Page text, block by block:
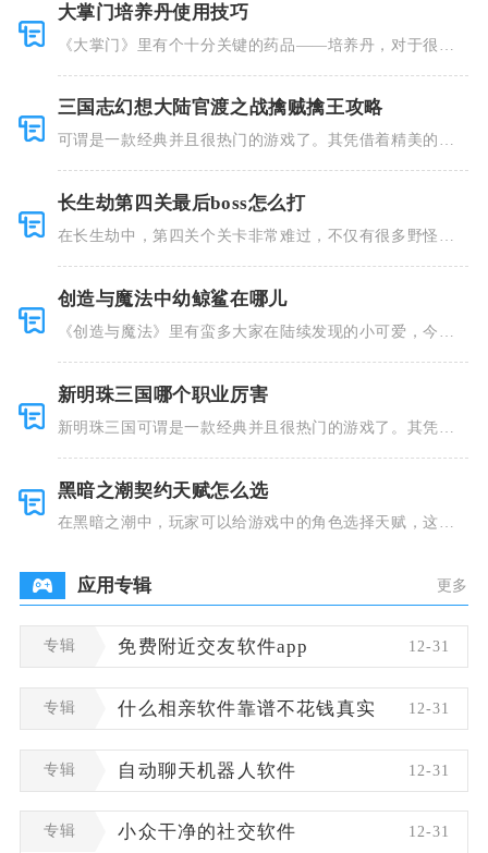
大掌门培养丹使用技巧
《大掌门》里有个十分关键的药品——培养丹，对于很多
三国志幻想大陆官渡之战擒贼擒王攻略
可谓是一款经典并且很热门的游戏了。其凭借着精美的画
长生劫第四关最后boss怎么打
在长生劫中，第四关个关卡非常难过，不仅有很多野怪，
创造与魔法中幼鲸鲨在哪儿
《创造与魔法》里有蛮多大家在陆续发现的小可爱，今天
新明珠三国哪个职业厉害
新明珠三国可谓是一款经典并且很热门的游戏了。其凭借
黑暗之潮契约天赋怎么选
在黑暗之潮中，玩家可以给游戏中的角色选择天赋，这些
应用专辑 更多
专辑 免费附近交友软件app 12-31
专辑 什么相亲软件靠谱不花钱真实 12-31
专辑 自动聊天机器人软件 12-31
专辑 小众干净的社交软件 12-31